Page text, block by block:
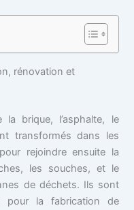
rénovation et
la brique, l’asphalte, le
transformés dans les
rejoindre ensuite la
les souches, et le
de déchets. Ils sont
pour la fabrication de